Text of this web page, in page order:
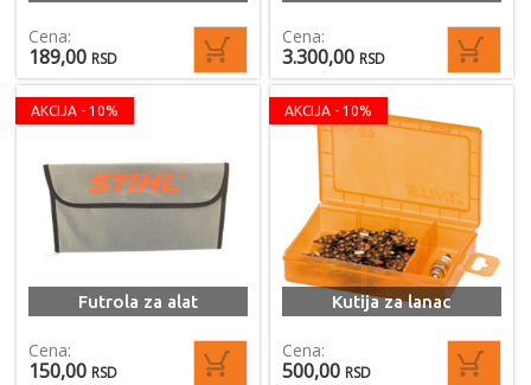
Cena:
189,00 RSD
Cena:
3.300,00 RSD
AKCIJA - 10%
Futrola za alat
Cena:
150,00 RSD
AKCIJA - 10%
Kutija za lanac
Cena:
500,00 RSD